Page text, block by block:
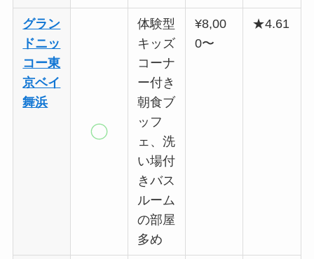
グラン
ドニッ
コー東
京ベイ
舞浜
体験型
キッズ
コーナ
ー付き
朝食ブ
ッフ
ェ、洗
い場付
きバス
ルーム
の部屋
多め
¥8,00
0〜
★4.61